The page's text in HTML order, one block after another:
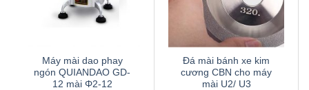
Máy mài dao phay
ngón QUIANDAO GD-
12 mài Φ2-12
Đá mài bánh xe kim
cương CBN cho máy
mài U2/ U3